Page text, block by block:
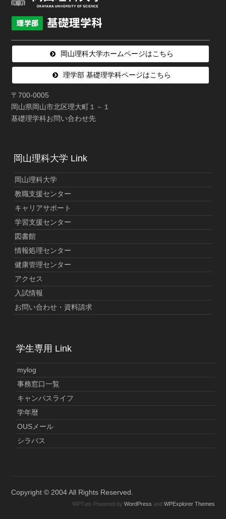
岡山理科大学ホームページはこちら
理学部 基礎理学科ページはこちら
〒700-0005
岡山県岡山市北区理大町１－１
基礎理学科お問い合わせ先
岡山理科大学 Link
岡山理科大学
教職支援センター
キャリアサポート
学習支援センター
図書館
情報処理センター
健康管理センター
アクセス
入試情報
お問い合わせ・資料請求
学生専用 Link
mylog
事務窓口一覧
キャンパスライフ
学年暦
OUSメール
シラバス
Copyright © 2004 All Rights Reserved.
WPTuts Powered by WordPress and WPExplorer Themes